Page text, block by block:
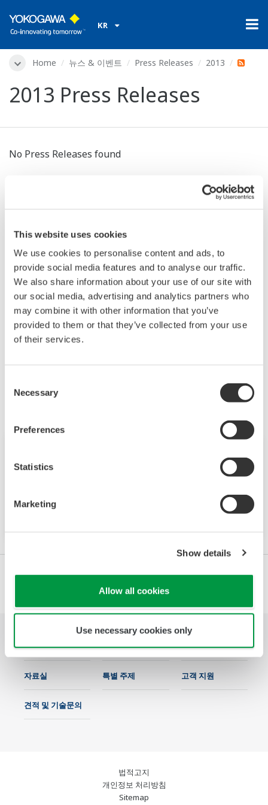
This website uses cookies
We use cookies to personalise content and ads, to
provide social media features and to analyse our traffic.
We also share information about your use of our site with
our social media, advertising and analytics partners who
may combine it with other information that you’ve
provided to them or that they’ve collected from your use
of their services.
Selection
Necessary
Preferences
Statistics
Marketing
Show details
Allow all cookies
Use necessary cookies only
KR
Home 뉴스 & 이벤트 Press Releases 2013
2013 Press Releases
No Press Releases found
Press Release Archives
2026 2025 2024
2023 2022 2021
Press Release에 포함된 제품 가격, 제품 사양,
서비스 세부 정보, 문의 정보 및 URL과 같은 정보는
릴리스 시점의 최신 정보이므로 통지 없이 변경될
수 있습니다.
업종 솔루션 제품 & 서비스
자료실 특별 주제 고객 지원
견적 및 기술문의
법적고지
개인정보 처리방침
Sitemap